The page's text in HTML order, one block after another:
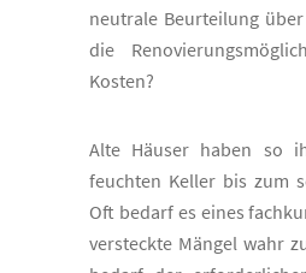
neutrale Beurteilung
die
Kosten?
Alte Häuser haben so
feuchten Keller bis zum
Oft bedarf es eines
versteckte Mängel wahr